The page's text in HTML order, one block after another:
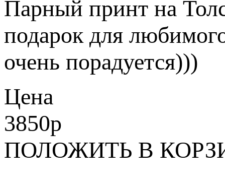
Парный принт на
подарок для
очень порадуется)))
Цена
3850p
ПОЛОЖИТЬ В